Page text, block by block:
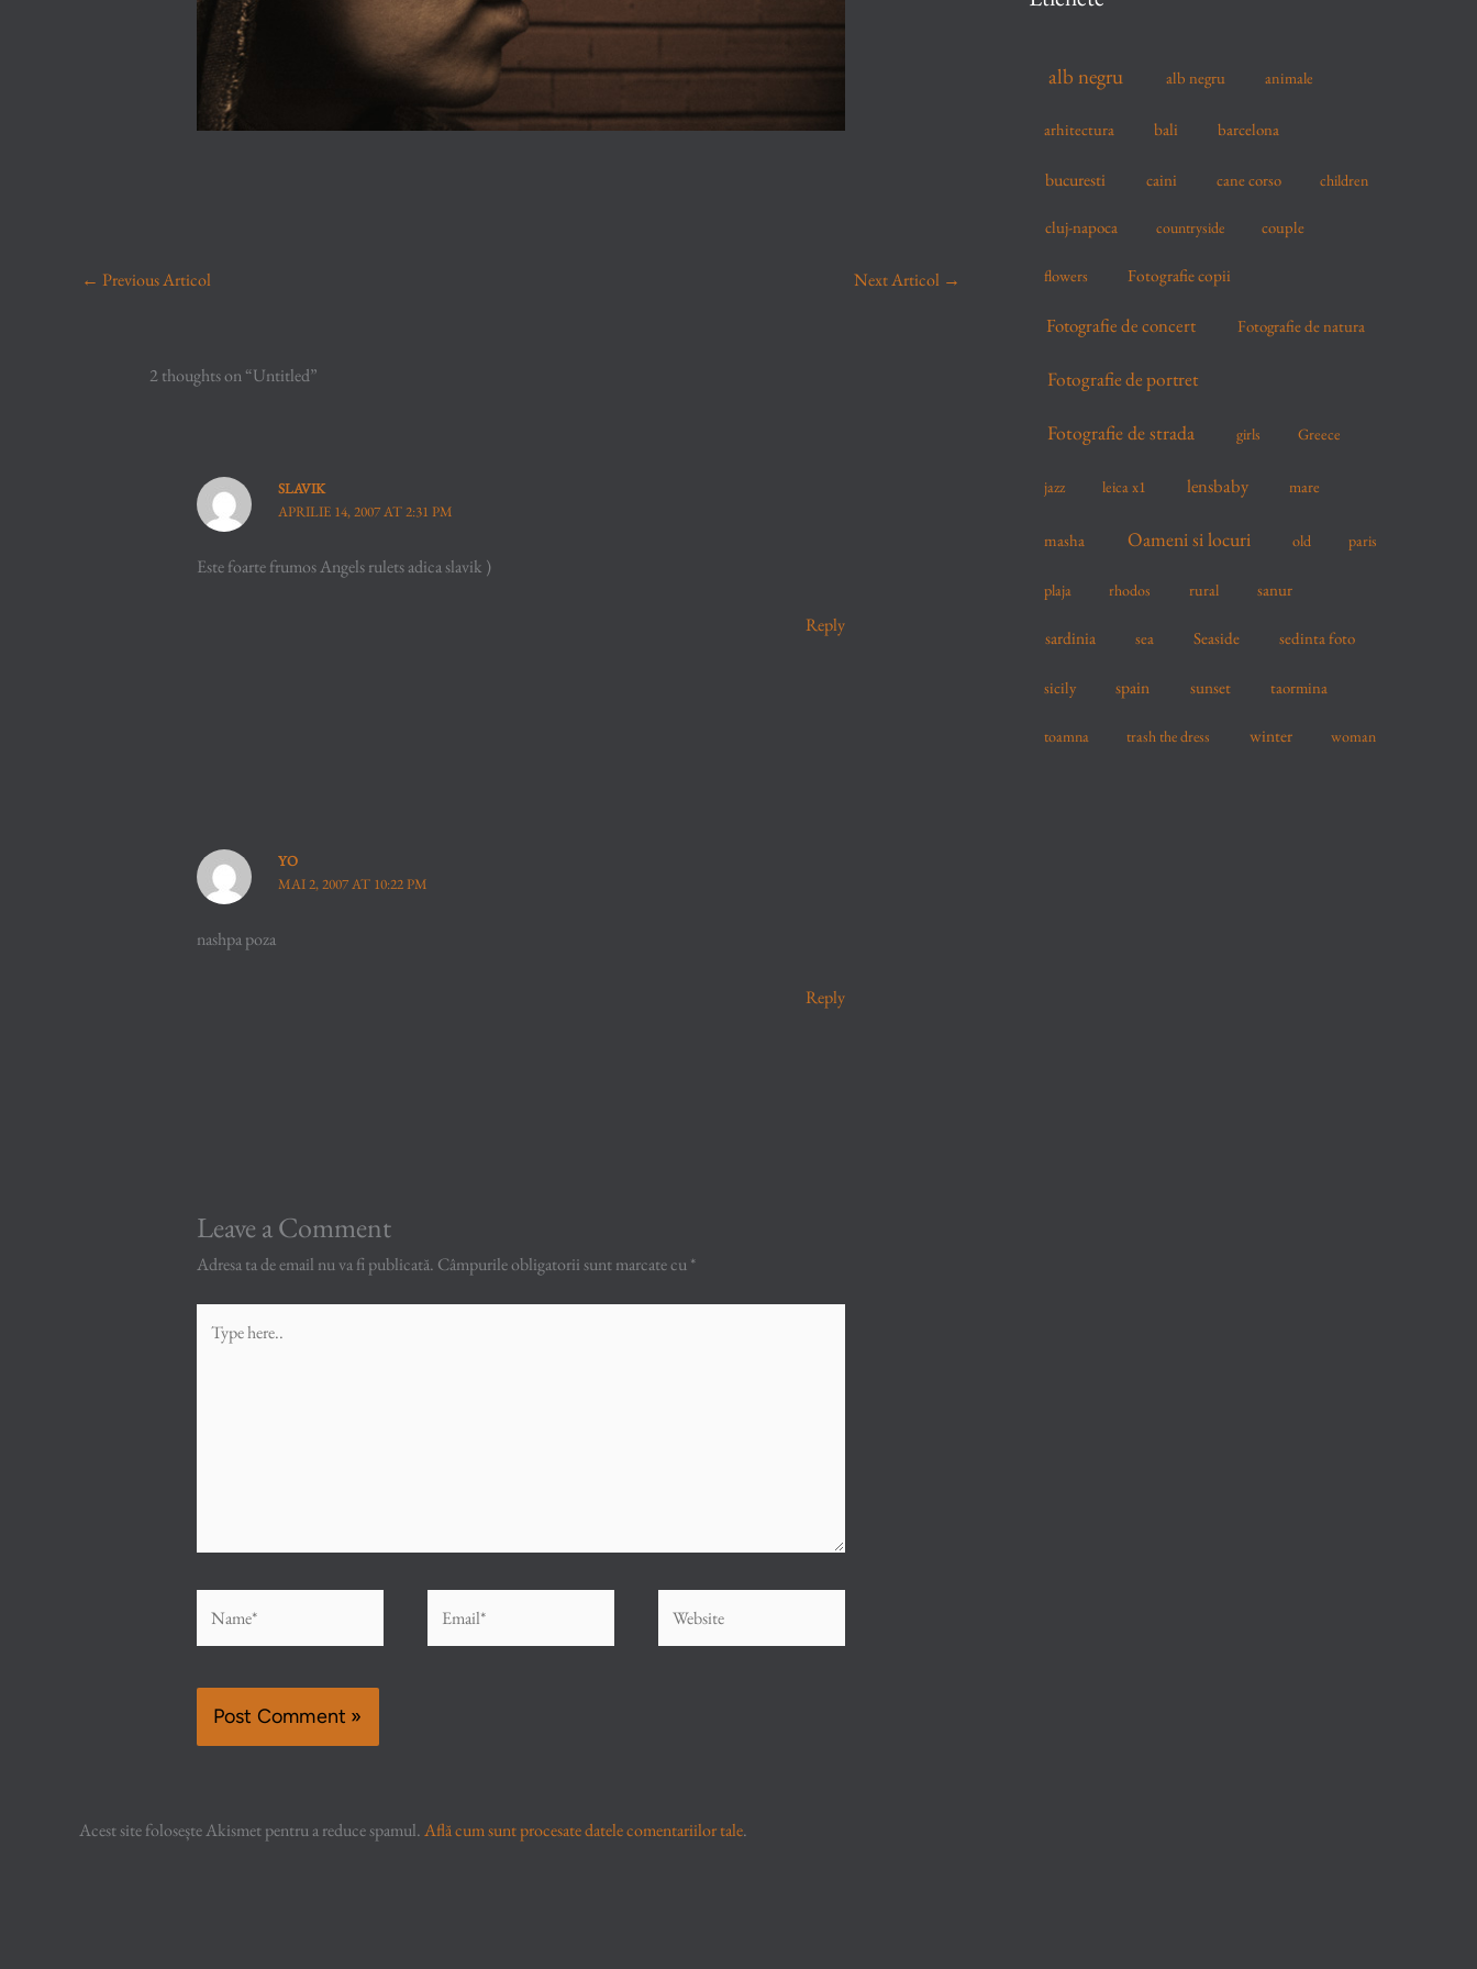
← Previous Articol Next Articol →
2 thoughts on “Untitled”
SLAVIK
APRILIE 14, 2007 AT 2:31 PM
Este foarte frumos Angels rulets adica slavik )
Reply
YO
MAI 2, 2007 AT 10:22 PM
nashpa poza
Reply
Leave a Comment
Adresa ta de email nu va fi publicată. Câmpurile obligatorii sunt marcate cu*
here..
Acest site folosește Akismet pentru a reduce spamul.Află cum sunt procesate datele comentariilor tale.
alb negru alb negru animale
arhitectura bali barcelona
bucuresti caini cane corso children
cluj-napoca countryside couple
flowers Fotografie copii
Fotografie de concert Fotografie de natura
Fotografie de portret
Fotografie de strada girls Greece
jazz leica x1 lensbaby mare
masha Oameni si locuri old paris
plaja rhodos rural sanur
sardinia sea Seaside sedinta foto
sicily spain sunset taormina
toamna trash the dress winter woman